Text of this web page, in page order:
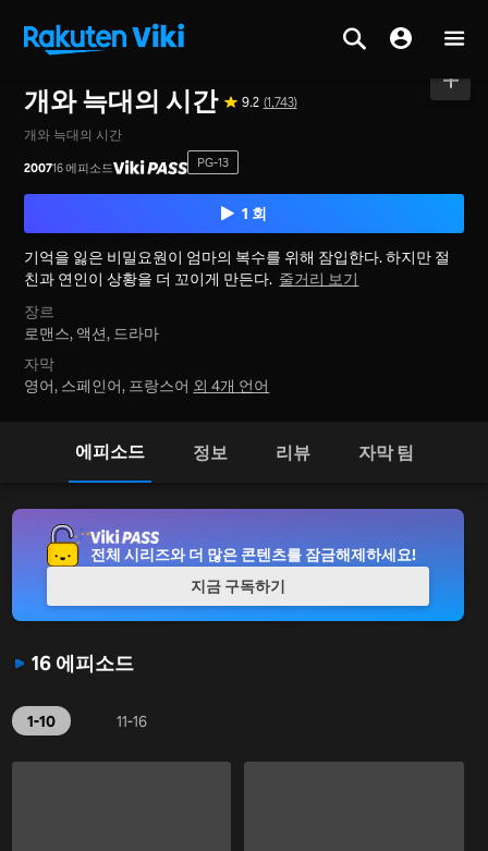
개와 늑대의 시간 9.2 (1,743)
개와 늑대의 시간
200716 에피소드 PG-13
1 회
기억을 잃은 비밀요원이 엄마의 복수를 위해 잠입한다. 하지만 절
친과 연인이 상황을 더 꼬이게 만든다. 줄거리 보기
장르
로맨스, 액션, 드라마
자막
영어, 스페인어, 프랑스어 외 4개 언어
에피소드 정보 리뷰 자막 팀
16 에피소드
1-10 11-16
전체 시리즈와 더 많은 콘텐츠를 잠금해제하세요!
지금 구독하기